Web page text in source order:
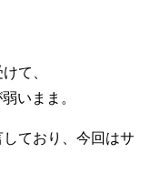
て、
いまま。
ており、今回はサ